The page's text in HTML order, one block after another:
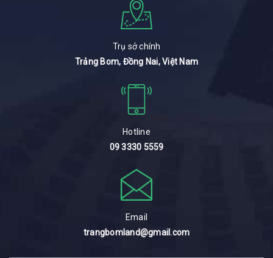
Trụ sở chính
Trảng Bom, Đồng Nai, Việt Nam
Hotline
09 3330 5559
Email
trangbomland@gmail.com